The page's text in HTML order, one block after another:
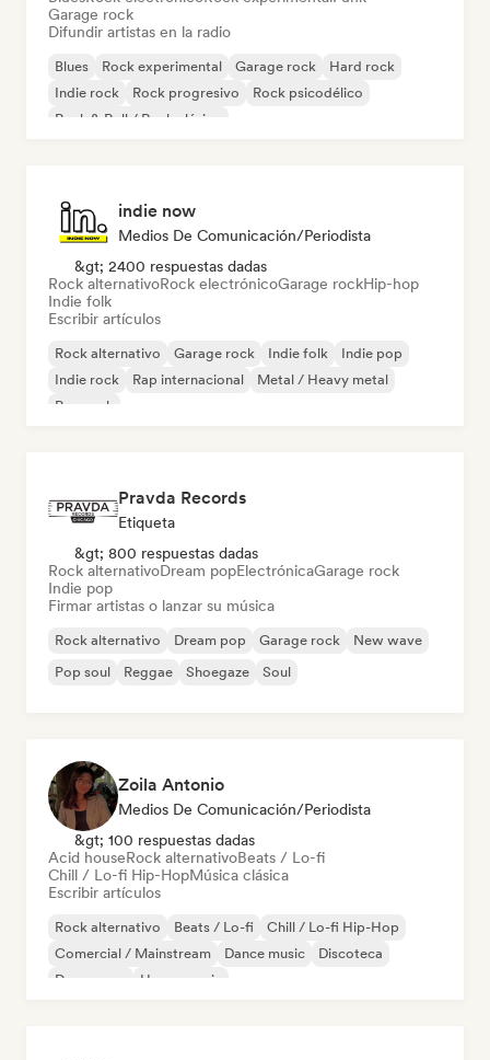
Garage rock
Difundir artistas en la radio
Blues Rock experimental Garage rock
Hard rock
Indie rock
Rock progresivo
Rock psicodélico
Rock & Roll / Rock clásico
indie now
Medios De Comunicación/Periodista
&gt; 2400 respuestas dadas
Rock alternativoRock electrónicoGarage rockHip-hop
Indie folk
Escribir artículos
Rock alternativo Garage rock Indie folk
Indie pop
Indie rock
Rap internacional
Metal / Heavy metal
Pop rock
Pravda Records
Etiqueta
&gt; 800 respuestas dadas
Rock alternativoDream popElectrónicaGarage rock
Indie pop
Firmar artistas o lanzar su música
Rock alternativo Dream pop Garage rock
New wave
Pop soul
Reggae Shoegaze Soul
Zoila Antonio
Medios De Comunicación/Periodista
&gt; 100 respuestas dadas
Acid houseRock alternativoBeats / Lo-fi
Chill / Lo-fi Hip-HopMúsica clásica
Escribir artículos
Rock alternativo Beats / Lo-fi
Chill / Lo-fi Hip-Hop
Comercial / Mainstream
Dance music
Discoteca
Dream pop
House music